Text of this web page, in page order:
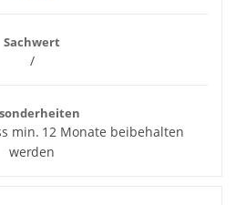
Sachwert
/
min. 12 Monate beibehalten
werden